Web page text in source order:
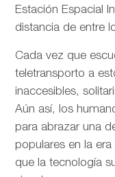
Estación Espacial
distancia de entre
Cada vez que
teletransporto a
inaccesibles,
Aún así, los
para abrazar una
populares en la
que la tecnología